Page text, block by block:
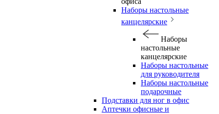
Наборы настольные
канцелярские
Наборы
настольные
канцелярские
Наборы настольные
для руководителя
Наборы настольные
подарочные
Подставки для ног в офис
Аптечки офисные и